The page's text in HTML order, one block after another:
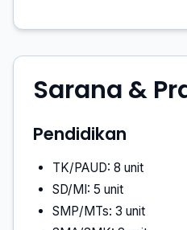
Sarana &
Pendidikan
TK/PAUD: 8 unit
SD/MI: 5 unit
SMP/MTs: 3 unit